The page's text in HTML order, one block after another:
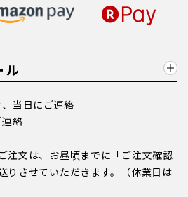
ル
当日にご連絡
絡
注文は、お昼頃までに「ご注文確認
りさせていただきます。（休業日は